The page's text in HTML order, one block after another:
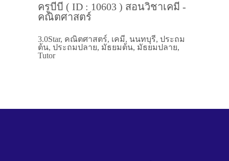
ครูบีบี ( ID : 10603 ) สอนวิชาเคมี -
คณิตศาสตร์
3.0Star, คณิตศาสตร์, เคมี, นนทบุรี, ประถม
ต้น, ประถมปลาย, มัธยมต้น, มัธยมปลาย,
Tutor